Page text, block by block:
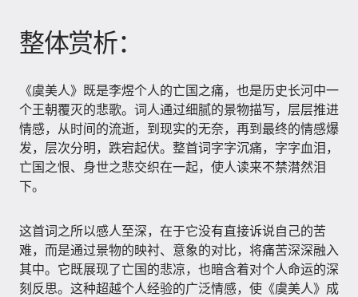
整体赏析：
《虞美人》既是李煜个人的亡国之痛，也是历史长河中一
个王朝覆灭的悲歌。词人通过细腻的景物描写，层层推进
情感，从时间的流逝，到现实的无奈，再到最终的情感爆
发，层次分明，跌宕起伏。整首词字字沉痛，字字血泪，
亡国之恨、身世之悲交织在一起，使人读来不禁潸然泪
下。
这首词之所以感人至深，在于它没有直接诉说自己的苦
难，而是通过景物的映衬、意象的对比，将痛苦深深融入
其中。它既展现了亡国的悲凉，也暗含着对个人命运的深
刻反思。这种超越个人经验的广泛情感，使《虞美人》成